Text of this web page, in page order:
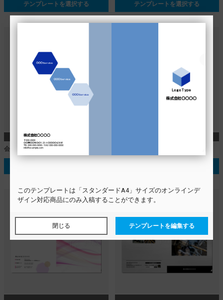
テンプレートを選択する テンプレートを選択する
会社案内_スタンダード
このテンプレート は「スタンダードA4」サイズのオンラインデ
ザイン対応商品にのみ入稿することができます。
閉じる テンプレートを編集する